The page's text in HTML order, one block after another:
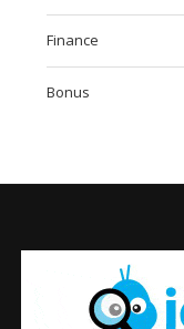
Finance
Bonus